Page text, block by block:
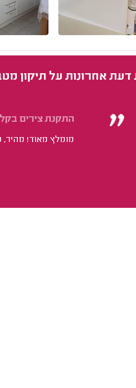
דעת אחרונות על תיקון
התקנת צירים בקלפת
מומלץ מאוד! מהיר,